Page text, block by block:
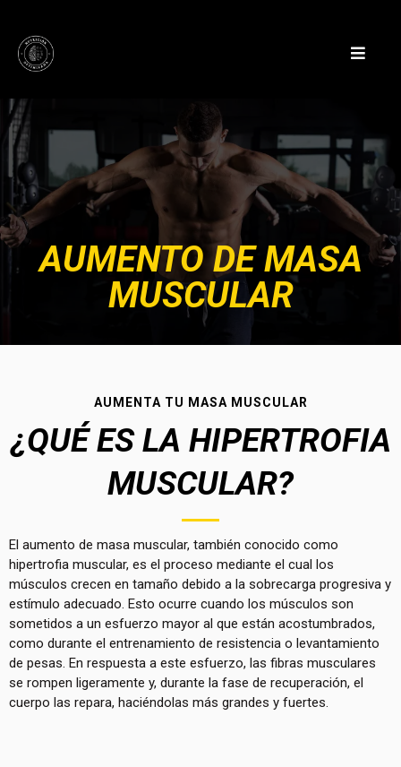
AUMENTO DE MASA
MUSCULAR
AUMENTA TU MASA MUSCULAR
¿QUÉ ES LA HIPERTROFIA
MUSCULAR?
El aumento de masa muscular, también conocido como
hipertrofia muscular, es el proceso mediante el cual los
músculos crecen en tamaño debido a la sobrecarga progresiva y
estímulo adecuado. Esto ocurre cuando los músculos son
sometidos a un esfuerzo mayor al que están acostumbrados,
como durante el entrenamiento de resistencia o levantamiento
de pesas. En respuesta a este esfuerzo, las fibras musculares
se rompen ligeramente y, durante la fase de recuperación, el
cuerpo las repara, haciéndolas más grandes y fuertes.